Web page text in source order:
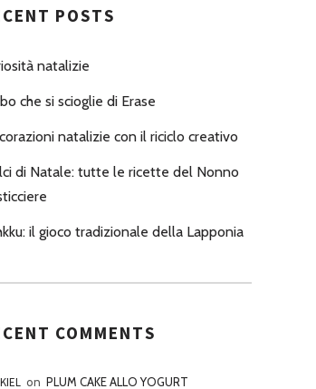
POSTS
natalizie
che si scioglie di Erase
natalizie con il riciclo creativo
di Natale: tutte le ricette del Nonno
il gioco tradizionale della Lapponia
COMMENTS
on PLUM CAKE ALLO YOGURT